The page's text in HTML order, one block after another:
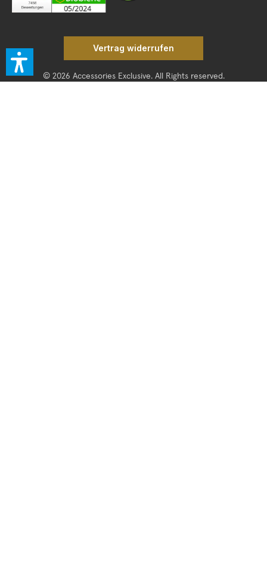
Vertrag widerrufen
© 2026 Accessories Exclusive. All Rights reserved.